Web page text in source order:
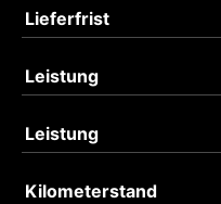
Lieferfrist
Leistung
Leistung
Kilometerstand